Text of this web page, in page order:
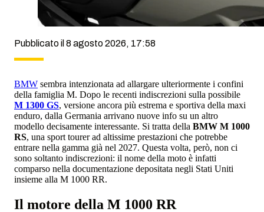
Pubblicato il 8 agosto 2026, 17:58
BMW sembra intenzionata ad allargare ulteriormente i confini
della famiglia M. Dopo le recenti indiscrezioni sulla possibile
M 1300 GS, versione ancora più estrema e sportiva della maxi
enduro, dalla Germania arrivano nuove info su un altro
modello decisamente interessante. Si tratta della BMW M 1000
RS, una sport tourer ad altissime prestazioni che potrebbe
entrare nella gamma già nel 2027. Questa volta, però, non ci
sono soltanto indiscrezioni: il nome della moto è infatti
comparso nella documentazione depositata negli Stati Uniti
insieme alla M 1000 RR.
Il motore della M 1000 RR